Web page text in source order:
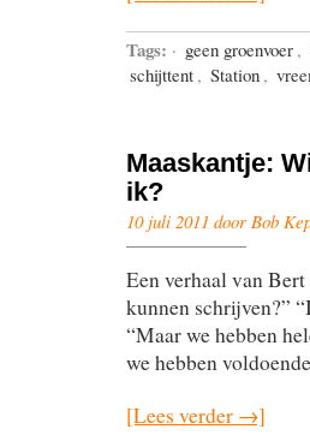
Tags: · geen groenvoer ,
schijttent , Station ,
Maaskantje:
ik?
10 juli 2011 door Bob
Een verhaal van
kunnen schrijven?”
“Maar we hebben
we hebben
[Lees verder →]